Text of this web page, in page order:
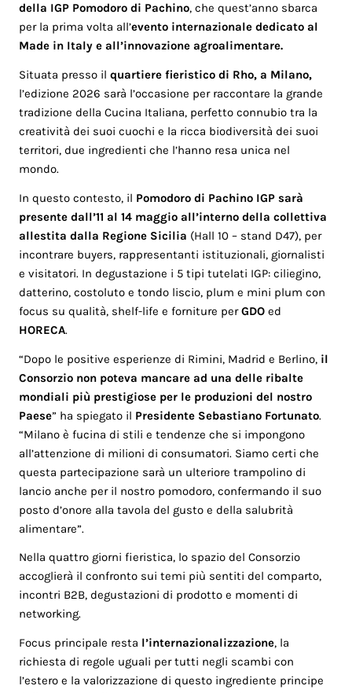
della IGP Pomodoro di Pachino, che quest’anno sbarca
per la prima volta all’evento internazionale dedicato al
Made in Italy e all’innovazione agroalimentare.
Situata presso ilquartiere fieristico di Rho, a Milano,
l’edizione 2026 sarà l’occasione per raccontare la grande
tradizione della Cucina Italiana, perfetto connubio tra la
creatività dei suoi cuochi e la ricca biodiversità dei suoi
territori, due ingredienti che l’hanno resa unica nel
mondo.
In questo contesto, il Pomodoro di Pachino IGP sarà
presente dall’11 al 14 maggio all’interno della collettiva
allestita dalla Regione Sicilia (Hall 10 – stand D47), per
incontrare buyers, rappresentanti istituzionali, giornalisti
e visitatori. In degustazione i 5 tipi tutelati IGP: ciliegino,
datterino, costoluto e tondo liscio, plum e mini plum con
focus su qualità, shelf-life e forniture perGDO ed
HORECA.
“Dopo le positive esperienze di Rimini, Madrid e Berlino, il
Consorzio non poteva mancare ad una delle ribalte
mondiali più prestigiose per le produzioni del nostro
Paese” ha spiegato il Presidente Sebastiano Fortunato.
“Milano è fucina di stili e tendenze che si impongono
all’attenzione di milioni di consumatori. Siamo certi che
questa partecipazione sarà un ulteriore trampolino di
lancio anche per il nostro pomodoro, confermando il suo
posto d’onore alla tavola del gusto e della salubrità
alimentare”.
Nella quattro giorni fieristica, lo spazio del Consorzio
accoglierà il confronto sui temi più sentiti del comparto,
incontri B2B, degustazioni di prodotto e momenti di
networking.
Focus principale resta l’internazionalizzazione, la
richiesta di regole uguali per tutti negli scambi con
l’estero e la valorizzazione di questo ingrediente principe